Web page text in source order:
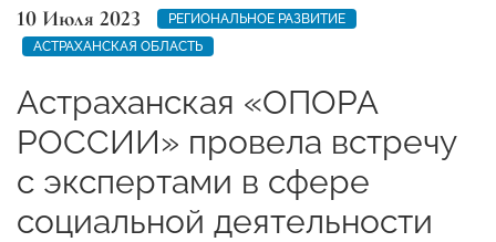
10 Июля 2023
РЕГИОНАЛЬНОЕ РАЗВИТИЕ
АСТРАХАНСКАЯ ОБЛАСТЬ
Астраханская «ОПОРА
РОССИИ» провела встречу
с экспертами в сфере
социальной деятельности